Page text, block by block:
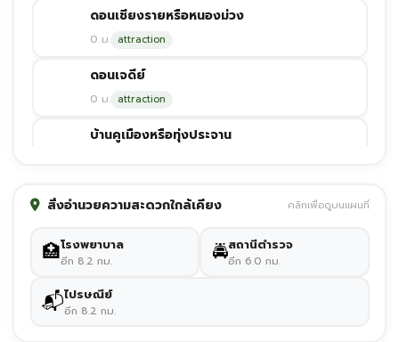
ดอนเชียงรายหรือหนองม่วง
0 ม. attraction
ดอนเจดีย์
0 ม. attraction
บ้านคูเมืองหรือทุ่งประจาน
วัดหนองพลวง
บ้านหนองขาหย่าง
สิ่งอำนวยความสะดวกใกล้เคียง คลิกเพื่อดูบนแผนที่
🏥โรงพยาบาล
อีก 8.2 กม. 🚔สถานีตำรวจ
อีก 6.0 กม.
📬ไปรษณีย์
อีก 8.2 กม.